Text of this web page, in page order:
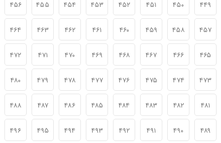
۴۴۹ ۴۵۰ ۴۵۱ ۴۵۲ ۴۵۳ ۴۵۴ ۴۵۵ ۴۵۶
۴۵۷ ۴۵۸ ۴۵۹ ۴۶۰ ۴۶۱ ۴۶۲ ۴۶۳ ۴۶۴
۴۶۵ ۴۶۶ ۴۶۷ ۴۶۸ ۴۶۹ ۴۷۰ ۴۷۱ ۴۷۲
۴۷۳ ۴۷۴ ۴۷۵ ۴۷۶ ۴۷۷ ۴۷۸ ۴۷۹ ۴۸۰
۴۸۱ ۴۸۲ ۴۸۳ ۴۸۴ ۴۸۵ ۴۸۶ ۴۸۷ ۴۸۸
۴۸۹ ۴۹۰ ۴۹۱ ۴۹۲ ۴۹۳ ۴۹۴ ۴۹۵ ۴۹۶